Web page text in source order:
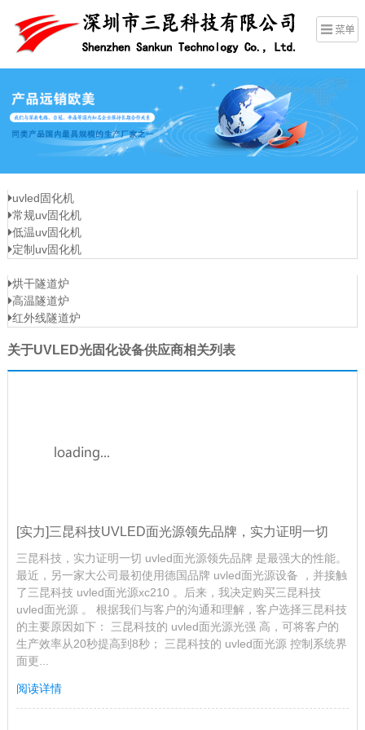
uvled固化机
常规uv固化机
低温uv固化机
定制uv固化机
烘干隧道炉
高温隧道炉
红外线隧道炉
关于UVLED光固化设备供应商相关列表
[实力]三昆科技UVLED面光源领先品牌，实力证明一切
三昆科技，实力证明一切 uvled面光源领先品牌 是最强大的性能。
最近，另一家大公司最初使用德国品牌 uvled面光源设备 ，并接触
了三昆科技 uvled面光源xc210 。后来，我决定购买三昆科技
uvled面光源 。 根据我们与客户的沟通和理解，客户选择三昆科技
的主要原因如下： 三昆科技的 uvled面光源光强 高，可将客户的
生产效率从20秒提高到8秒； 三昆科技的 uvled面光源 控制系统界
面更...
阅读详情